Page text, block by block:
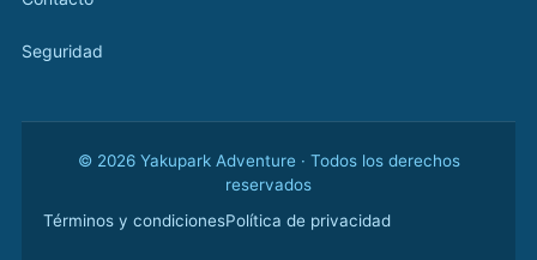
Seguridad
© 2026 Yakupark Adventure · Todos los derechos
reservados
Términos y condicionesPolítica de privacidad